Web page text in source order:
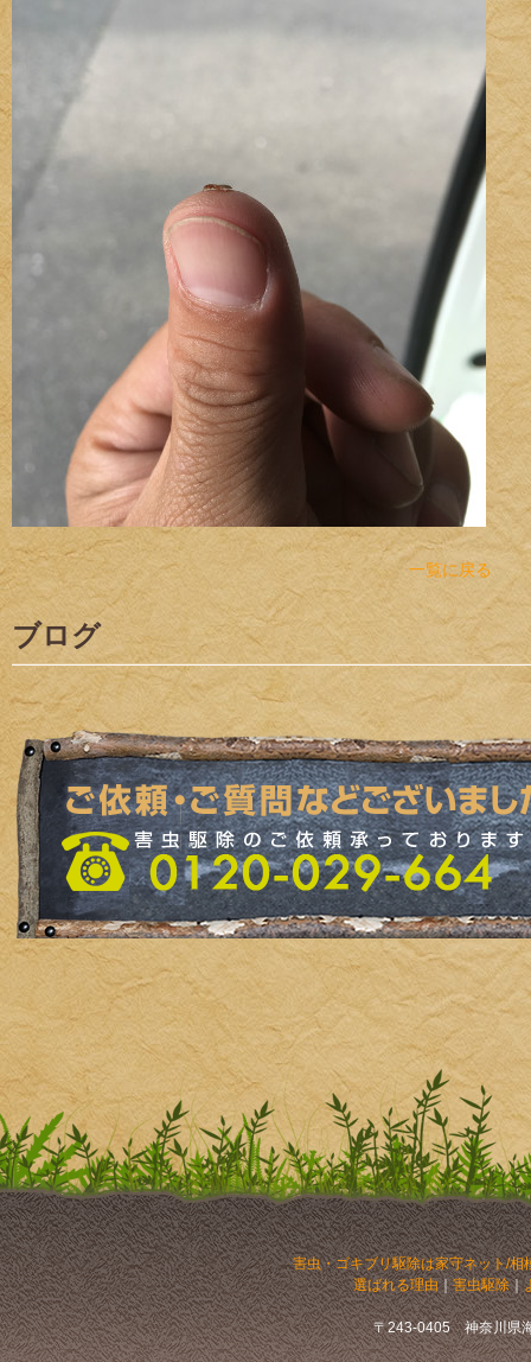
一覧に戻る
ブログ
害虫・ゴキブリ駆除は家守ネット/
選ばれる理由｜害虫駆除｜
〒243-0405 神奈川県